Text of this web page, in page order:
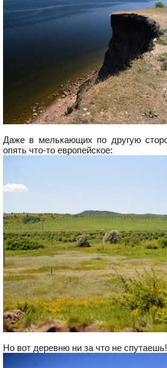
Даже в мелькающих по другую
опять что-то европейское:
Но вот деревню ни за что не спутаешь!